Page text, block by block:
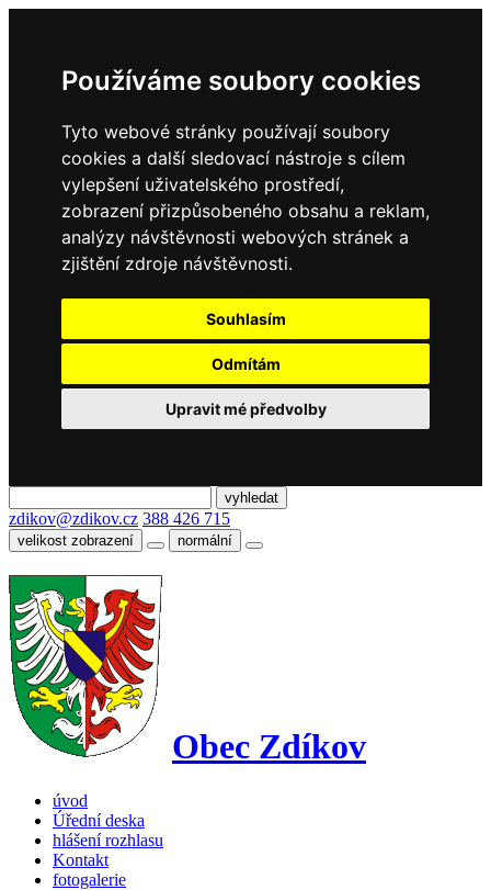
Používáme soubory cookies
Tyto webové stránky používají soubory
cookies a další sledovací nástroje s cílem
vylepšení uživatelského prostředí,
zobrazení přizpůsobeného obsahu a reklam,
analýzy návštěvnosti webových stránek a
zjištění zdroje návštěvnosti.
Souhlasím
Odmítám
Upravit mé předvolby
zdikov@zdikov.cz 388 426 715
velikost zobrazení normální
Obec Zdíkov
úvod
Úřední deska
hlášení rozhlasu
Kontakt
fotogalerie